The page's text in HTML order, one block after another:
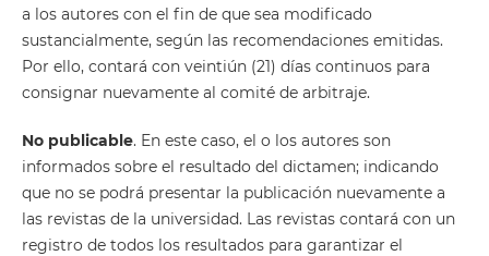
a los autores con el fin de que sea modificado
sustancialmente, según las recomendaciones emitidas.
Por ello, contará con veintiún (21) días continuos para
consignar nuevamente al comité de arbitraje.
No publicable. En este caso, el o los autores son
informados sobre el resultado del dictamen; indicando
que no se podrá presentar la publicación nuevamente a
las revistas de la universidad. Las revistas contará con un
registro de todos los resultados para garantizar el